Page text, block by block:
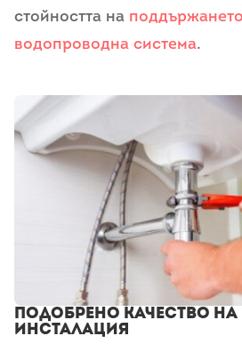
стойността на
водопроводна система.
Подобрено качество на
инсталация